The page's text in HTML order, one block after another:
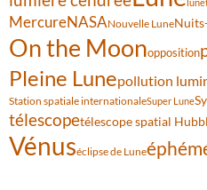
MercureNASANouvelle Lune
On the Moonopposition
Pleine Lunepollution
Station spatiale internationaleSuper Lune
télescopetélescope spatial
Vénuséclipse de Lune